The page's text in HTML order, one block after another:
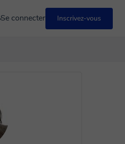
Se connecter Inscrivez-vous